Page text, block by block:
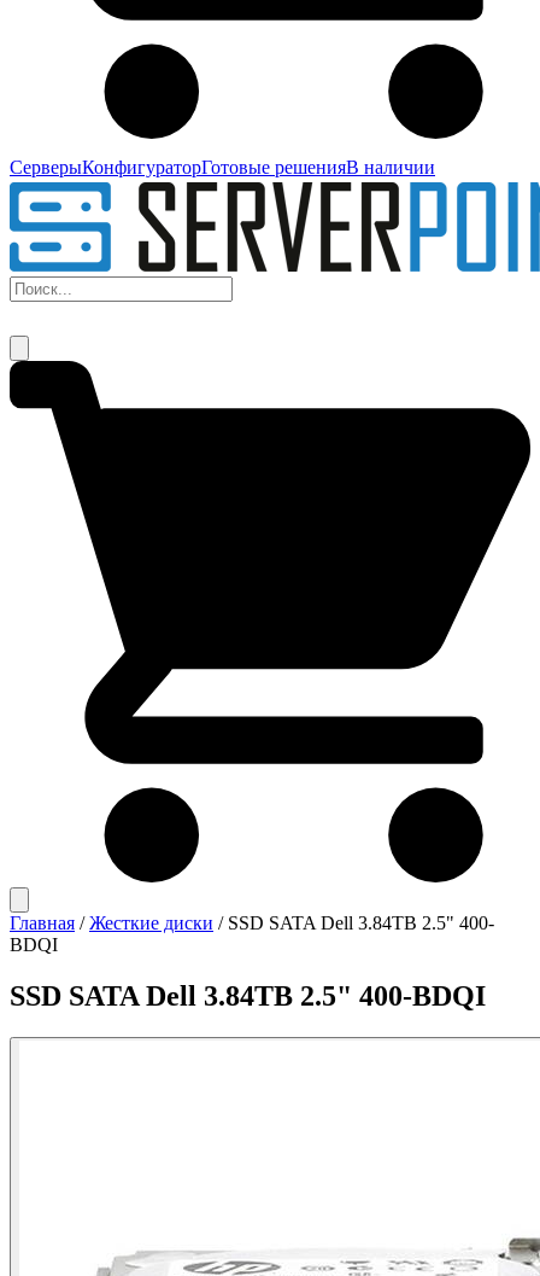
СерверыКонфигураторГотовые решенияВ наличии
Главная / Жесткие диски / SSD SATA Dell 3.84TB 2.5" 400-
BDQI
SSD SATA Dell 3.84TB 2.5" 400-BDQI